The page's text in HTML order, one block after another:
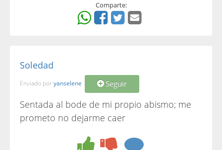
Comparte:
Soledad
Enviado por yanselene Seguir
Sentada al bode de mi propio abismo; me
prometo no dejarme caer